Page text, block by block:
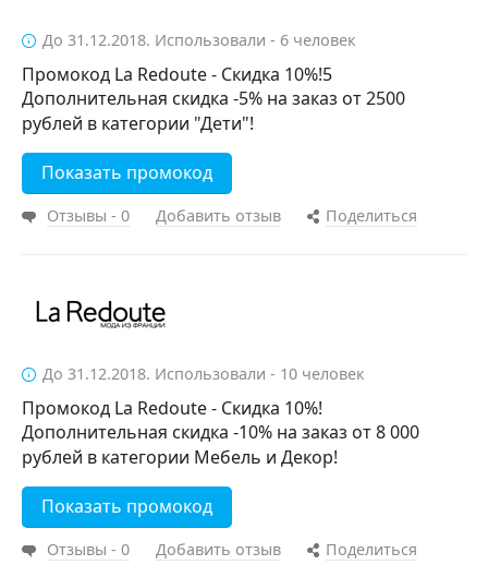
До 31.12.2018. Использовали - 6 человек
Промокод La Redoute - Скидка 10%!5
Дополнительная скидка -5% на заказ от 2500
рублей в категории "Дети"!
Показать промокод
Отзывы - 0 Добавить отзыв Поделиться
До 31.12.2018. Использовали - 10 человек
Промокод La Redoute - Скидка 10%!
Дополнительная скидка -10% на заказ от 8 000
рублей в категории Мебель и Декор!
Показать промокод
Отзывы - 0 Добавить отзыв Поделиться